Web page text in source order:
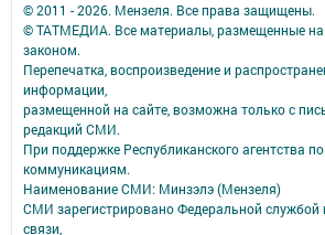
© 2011 - 2026. Мензеля. Все права защищены.
© ТАТМЕДИА. Все материалы, размещенные
законом.
Перепечатка, воспроизведение и
информации,
размещенной на сайте, возможна только с
редакций СМИ.
При поддержке Республиканского агентства
коммуникациям.
Наименование СМИ: Минзэлэ (Мензеля)
СМИ зарегистрировано Федеральной службой
связи,